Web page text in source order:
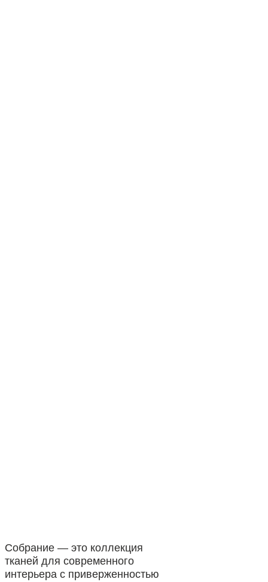
Собрание — это коллекция
тканей для современного
интерьера с приверженностью